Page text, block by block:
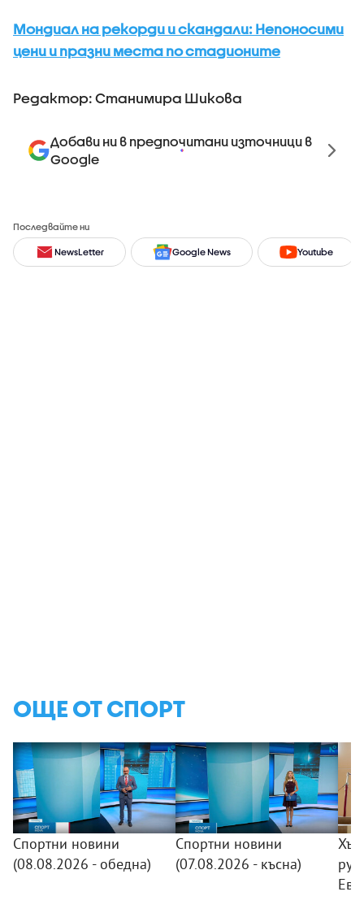
Мондиал на рекорди и скандали: Непоносими
цени и празни места по стадионите
Редактор: Станимира Шикова
Добави ни в предпочитани източници в
Google
Последвайте ни
NewsLetter Google News Youtube
ОЩЕ ОТ СПОРТ
Спортни новини
(08.08.2026 - обедна)
Спортни новини
(07.08.2026 - късна)